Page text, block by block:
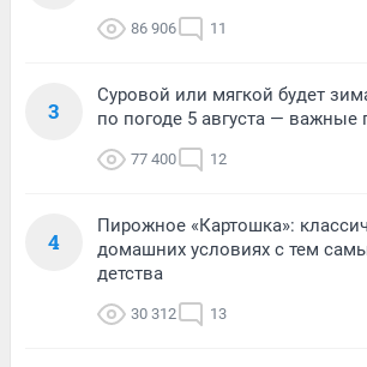
86 906 11
3
Суровой или мягкой будет
по погоде 5 августа — важные
77 400 12
4
Пирожное «Картошка»:
домашних условиях с тем
детства
30 312 13